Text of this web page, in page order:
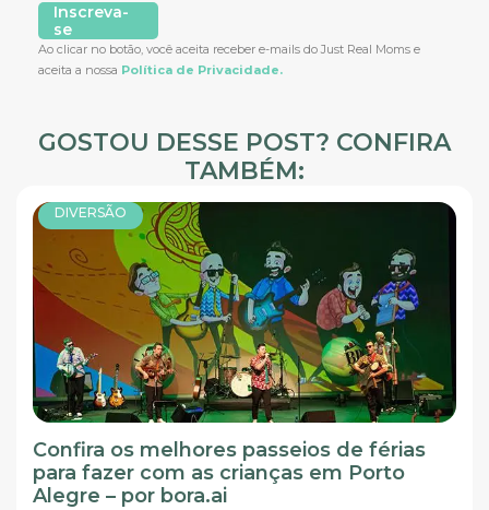
Inscreva-
se
Ao clicar no botão, você aceita receber e-mails do Just Real Moms e
aceita a nossa Política de Privacidade.
GOSTOU DESSE POST? CONFIRA
TAMBÉM:
DIVERSÃO
Confira os melhores passeios de férias
para fazer com as crianças em Porto
Alegre – por bora.ai